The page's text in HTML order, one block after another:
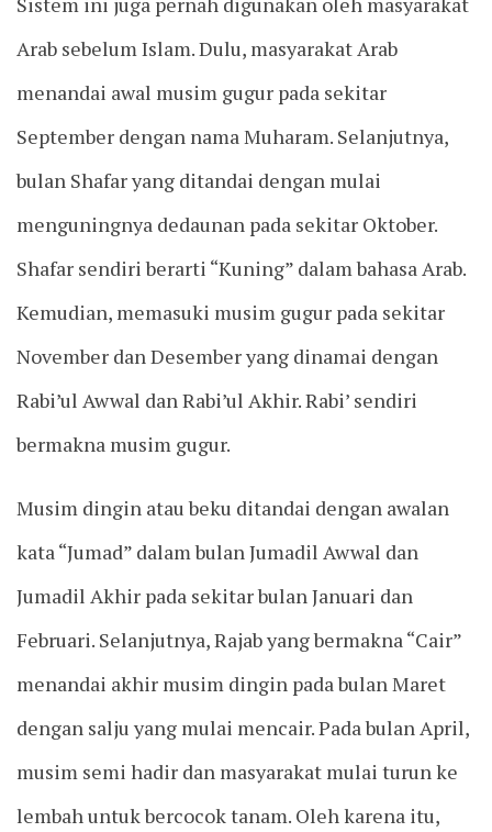
Arab sebelum Islam. Dulu, masyarakat Arab
menandai awal musim gugur pada sekitar
September dengan nama Muharam. Selanjutnya,
bulan Shafar yang ditandai dengan mulai
menguningnya dedaunan pada sekitar Oktober.
Shafar sendiri berarti “Kuning” dalam bahasa Arab.
Kemudian, memasuki musim gugur pada sekitar
November dan Desember yang dinamai dengan
Rabi’ul Awwal dan Rabi’ul Akhir. Rabi’ sendiri
bermakna musim gugur.
Musim dingin atau beku ditandai dengan awalan
kata “Jumad” dalam bulan Jumadil Awwal dan
Jumadil Akhir pada sekitar bulan Januari dan
Februari. Selanjutnya, Rajab yang bermakna “Cair”
menandai akhir musim dingin pada bulan Maret
dengan salju yang mulai mencair. Pada bulan April,
musim semi hadir dan masyarakat mulai turun ke
lembah untuk bercocok tanam. Oleh karena itu,